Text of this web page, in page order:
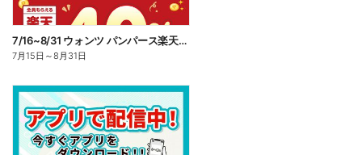
7/16~8/31 ウォンツ パンパース楽天ポイント還元企画
7月15日 ～8月31日